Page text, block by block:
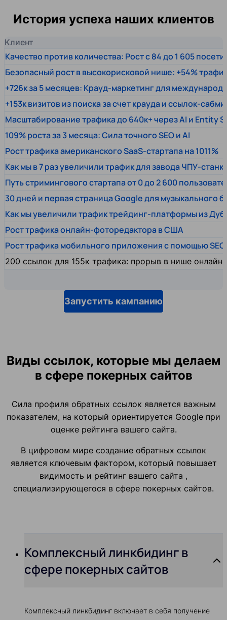
История успеха наших клиентов
Клиент
Качество против количества: Рост с 84 до 1 605
Безопасный рост в высокорисковой нише: +54%
+726к за 5 месяцев: Крауд-маркетинг для
+153к визитов из поиска за счет крауда и ссылок-
Масштабирование трафика до 640к+ через AI и Entity
109% роста за 3 месяца: Сила точного SEO и AI
Рост трафика американского SaaS-стартапа на 1011%
Как мы в 7 раз увеличили трафик для завода ЧПУ-
Путь стримингового стартапа от 0 до 2 600
30 дней и первая страница Google для музыкального
Как мы увеличили трафик трейдинг-платформы из
Рост трафика онлайн-фоторедактора в США
Рост трафика мобильного приложения с помощью SEO
200 ссылок для 155к трафика: прорыв в нише
Запустить кампанию
Виды ссылок, которые мы делаем
в сфере покерных сайтов
Сила профиля обратных ссылок является важным
показателем, на который ориентируется Google при
оценке рейтинга вашего сайта.
В цифровом мире создание обратных ссылок
является ключевым фактором, который повышает
видимость и рейтинг вашего сайта ,
специализирующегося в сфере покерных сайтов.
Комплексный линкбидинг в
сфере покерных сайтов
Комплексный линкбидинг включает в себя получение